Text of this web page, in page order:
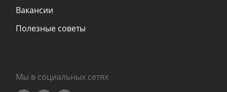
Вакансии
Полезные советы
Мы в социальных сетях